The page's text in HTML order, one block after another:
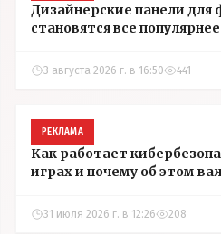
Дизайнерские панели для
становятся все популярнее
3 августа 2026 г. в 16:50 441
РЕКЛАМА
Как работает
играх и почему об этом
31 июля 2026 г. в 12:26 208